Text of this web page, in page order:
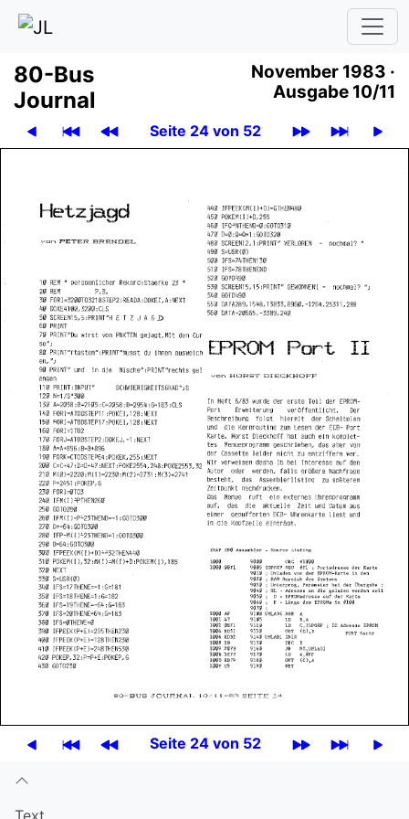
80-Bus
Journal
November 1983 ·
Ausgabe 10/11
Seite 24 von 52
Seite 24 von 52